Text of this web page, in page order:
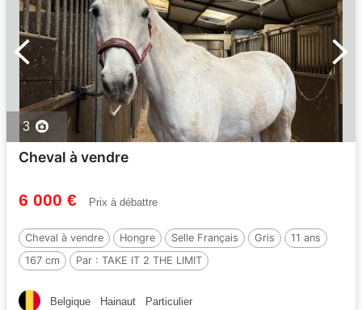
3
Cheval à vendre
6 000 € Prix à débattre
Cheval à vendre Hongre Selle Français Gris
11 ans
167 cm
Par : TAKE IT 2 THE LIMIT
Belgique Hainaut Particulier